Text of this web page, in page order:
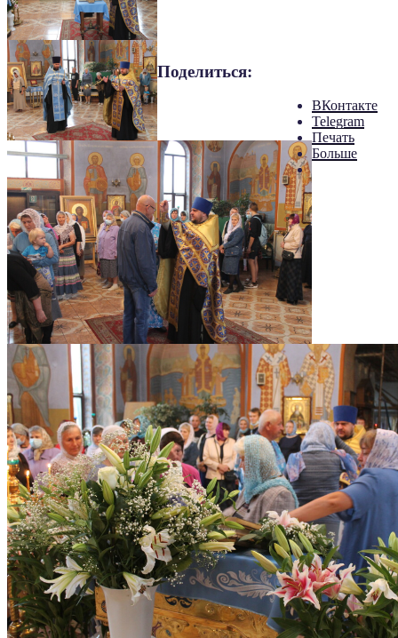
Поделиться:
ВКонтакте
Telegram
Печать
Больше